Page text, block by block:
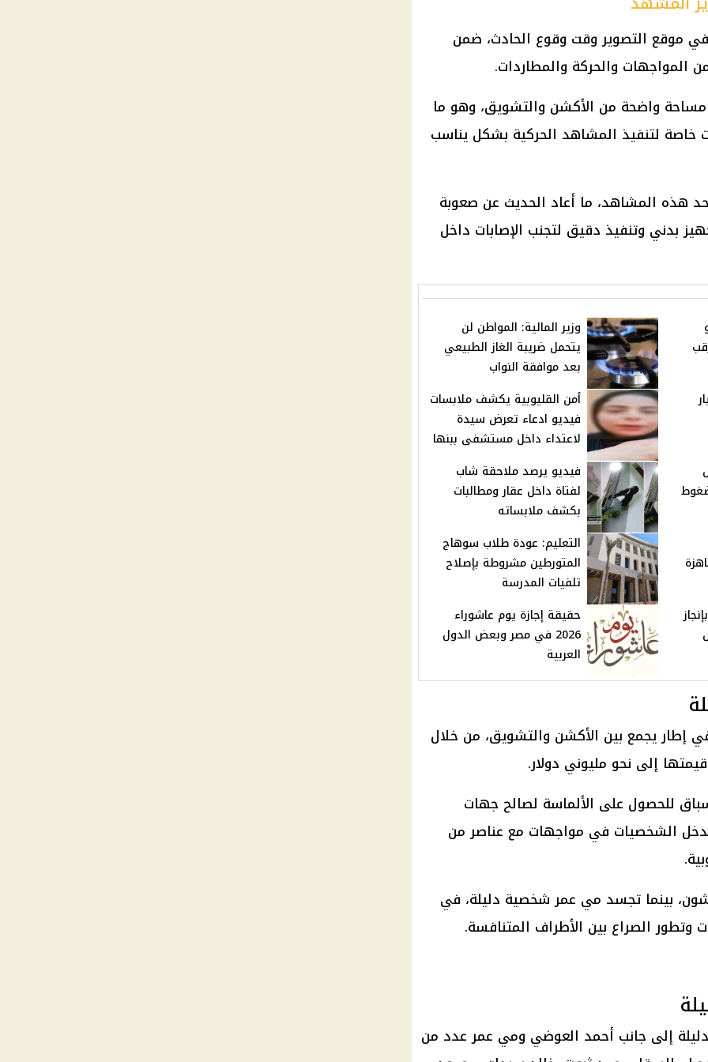
موقع التصوير وقت وقوع الحادث، ضمن
والحركة والمطاردات.
واضحة من الأكشن والتشويق، وهو ما
خاصة لتنفيذ المشاهد الحركية بشكل يناسب
هذه المشاهد، ما أعاد الحديث عن صعوبة
بدني وتنفيذ دقيق لتجنب الإصابات داخل
وزير المالية: المواطن لن
يتحمل ضريبة الغاز الطبيعي
بعد موافقة النواب
مليار
أمن القليوبية يكشف ملابسات
فيديو ادعاء تعرض سيدة
لاعتداء داخل مستشفى ببنها
فيديو يرصد ملاحقة شاب
لفتاة داخل عقار ومطالبات
بكشف ملابساته
التعليم: عودة طلاب سوهاج
المتورطين مشروطة بإصلاح
تلفيات المدرسة
حقيقة إجازة يوم عاشوراء
2026 في مصر وبعض الدول
العربية
إطار يجمع بين الأكشن والتشويق، من خلال
إلى نحو مليوني دولار.
للحصول على الألماسة لصالح جهات
الشخصيات في مواجهات مع عناصر من
بينما تجسد مي عمر شخصية دليلة، في
وتطور الصراع بين الأطراف المتنافسة.
إلى جانب أحمد العوضي ومي عمر عدد من